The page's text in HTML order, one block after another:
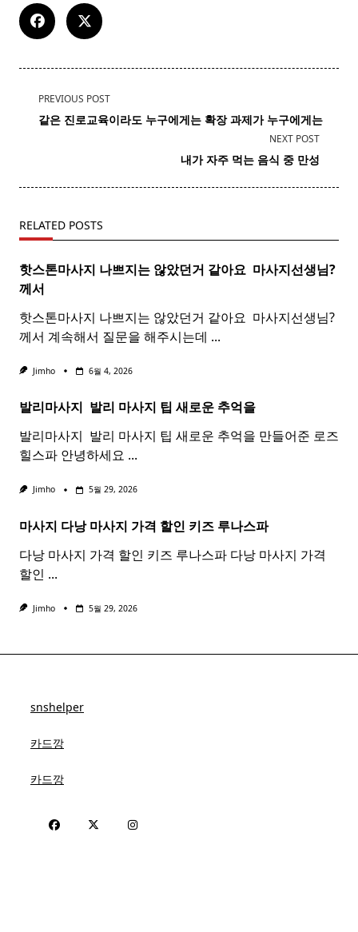
<span
class="nav-
text">Page</span>
PREVIOUS POST
같은 진로교육이라도 누구에게는 확장 과제가 누구에게는
NEXT POST
내가 자주 먹는 음식 중 만성
RELATED POSTS
핫스톤마사지 나쁘지는 않았던거 같아요 ​ 마사지선생님?
께서
핫스톤마사지 나쁘지는 않았던거 같아요 ​ 마사지선생님?
께서 계속해서 질문을 해주시는데 ...
Jimho 6월 4, 2026
발리마사지 ​ 발리 마사지 팁 새로운 추억을
발리마사지 ​ 발리 마사지 팁 새로운 추억을 만들어준 로즈
힐스파 안녕하세요 ...
Jimho 5월 29, 2026
마사지 다낭마사지 가격 할인 키즈 루나스파
다낭 마사지 가격 할인 키즈 루나스파 다낭 마사지 가격
할인 ...
Jimho 5월 29, 2026
snshelper
카드깡
카드깡